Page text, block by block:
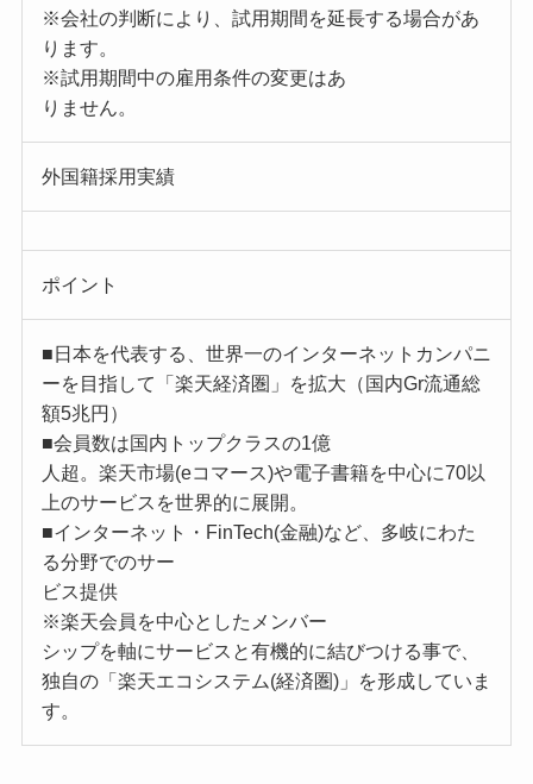
※会社の判断により、試用期間を延長する場合があ
ります。
※試用期間中の雇用条件の変更はあ
りません。
外国籍採用実績
ポイント
■日本を代表する、世界一のインターネットカンパニ
ーを目指して「楽天経済圏」を拡大（国内Gr流通総
額5兆円）
■会員数は国内トップクラスの1億
人超。楽天市場(eコマース)や電子書籍を中心に70以
上のサービスを世界的に展開。
■インターネット・FinTech(金融)など、多岐にわた
る分野でのサー
ビス提供
※楽天会員を中心としたメンバー
シップを軸にサービスと有機的に結びつける事で、
独自の「楽天エコシステム(経済圏)」を形成していま
す。